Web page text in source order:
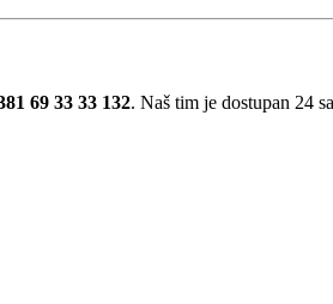
69 33 33 132. Naš tim je dostupan 24